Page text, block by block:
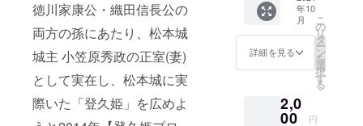
徳川家康公・織田信長公の
両方の孫にあたり、松本城
城主 小笠原秀政の正室(妻)
として実在し、松本城に実
際いた「登久姫」を広めよ
にてお
送り致
しま
す。 ※
缶バッ
チサイ
(38mm)
＊備考
年10
月
詳細を見る
こ
の
リ
タ
ー
ン
を
選
択
す
る
2,0
00 円